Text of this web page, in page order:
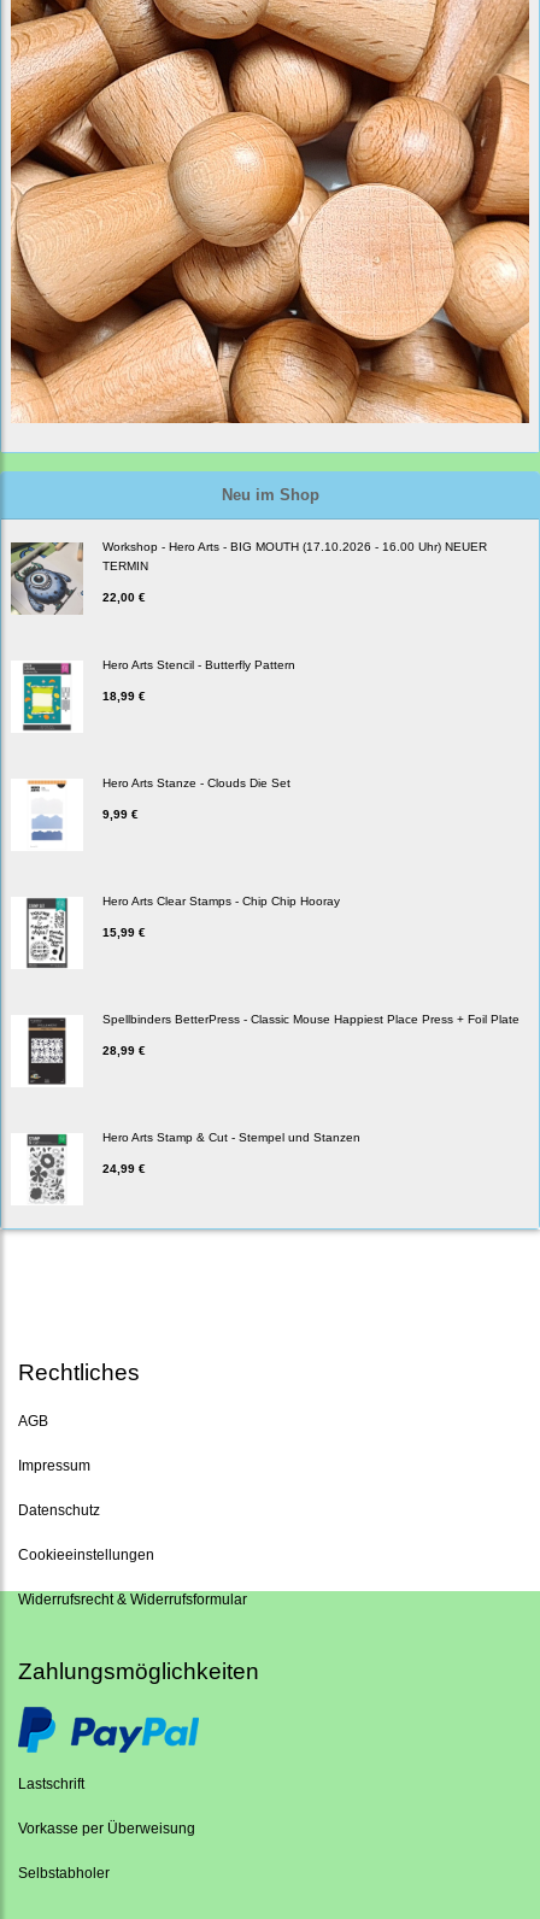
Neu im Shop
Workshop - Hero Arts - BIG MOUTH (17.10.2026 - 16.00 Uhr) NEUER
TERMIN
22,00 €
Hero Arts Stencil - Butterfly Pattern
18,99 €
Hero Arts Stanze - Clouds Die Set
9,99 €
Hero Arts Clear Stamps - Chip Chip Hooray
15,99 €
Spellbinders BetterPress - Classic Mouse Happiest Place Press + Foil Plate
28,99 €
Hero Arts Stamp & Cut - Stempel und Stanzen
24,99 €
Rechtliches
AGB
Impressum
Datenschutz
Cookieeinstellungen
Widerrufsrecht & Widerrufsformular
Zahlungsmöglichkeiten
Lastschrift
Vorkasse per Überweisung
Selbstabholer